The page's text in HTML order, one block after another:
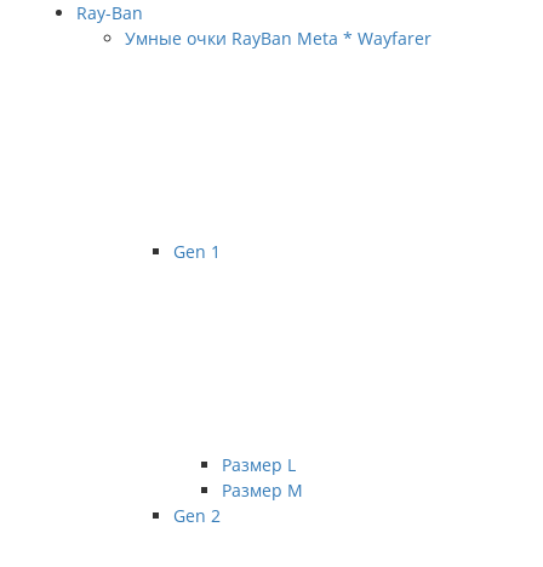
Ray-Ban
Умные очки RayBan Meta * Wayfarer
Gen 1
Размер L
Размер М
Gen 2